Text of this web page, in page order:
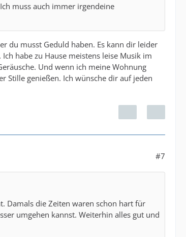
muss auch immer irgendeine
du musst Geduld haben. Es kann dir leider
habe zu Hause meistens leise Musik im
Und wenn ich meine Wohnung
Stille genießen. Ich wünsche dir auf jeden
#7
Damals die Zeiten waren schon hart für
umgehen kannst. Weiterhin alles gut und